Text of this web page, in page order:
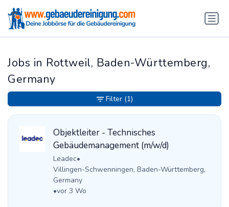
Jobs in Rottweil, Baden-Württemberg,
Germany
Objektleiter - Technisches
Gebäudemanagement (m/w/d)
Leadec•
Villingen-Schwenningen, Baden-Württemberg,
Germany
•vor 3 Wo
Filter (1)